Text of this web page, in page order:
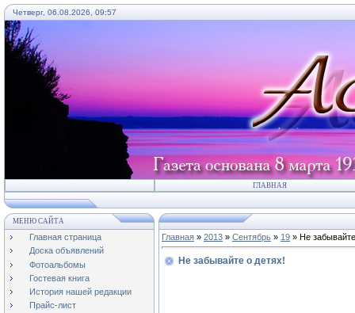
Четверг, 06.08.2026, 09:57
ГЛАВНАЯ
МЕНЮ САЙТА
Главная страница
Доска объявлений
Фотоальбомы
Гостевая книга
История нашей редакции
Прайс-лист
Главная » 2013 » Сентябрь » 19 » Не
Не забывайте о детях!